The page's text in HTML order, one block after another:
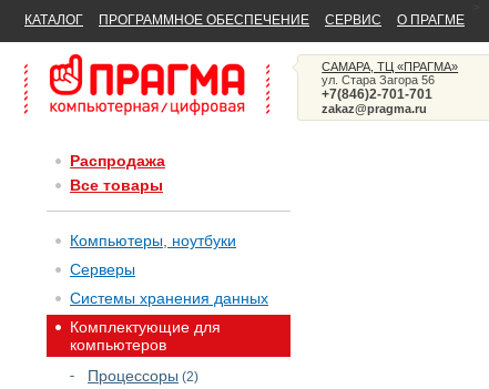
КАТАЛОГ ПРОГРАММНОЕ ОБЕСПЕЧЕНИЕ СЕРВИС О ПРАГМЕ
САМАРА, ТЦ «ПРАГМА»
ул. Стара Загора 56
+7(846)2-701-701
zakaz@pragma.ru
Распродажа
Все товары
Компьютеры, ноутбуки
Серверы
Системы хранения данных
Комплектующие для
компьютеров
Процессоры (2)